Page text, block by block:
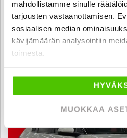
mahdollistamme sinulle
tarjousten vastaanottamisen.
sosiaalisen median
kävijämäärän analysointiin
toimesta.
MUOKKAA
alk. 382 € / kk
Rahoituskorko 1,99 % + kulut